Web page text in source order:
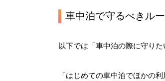
車中泊で守るべきル
以下では「車中泊の際に守り
「はじめての車中泊でほかの